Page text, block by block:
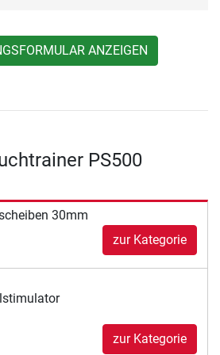
ANZEIGEN
PS500
30mm
zur Kategorie
zur Kategorie